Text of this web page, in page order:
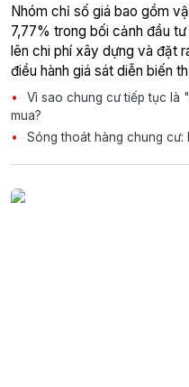
Nhóm chỉ số giá bao gồm
7,77% trong bối cảnh đầu
lên chi phí xây dựng và đặt
điều hành giá sát diễn biến
Vì sao chung cư tiếp tục là
mua?
Sóng thoát hàng chung cư: